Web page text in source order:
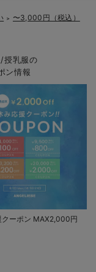
＞ 〜3,000円（税込）
授乳服の
ン情報
クーポン MAX2,000円